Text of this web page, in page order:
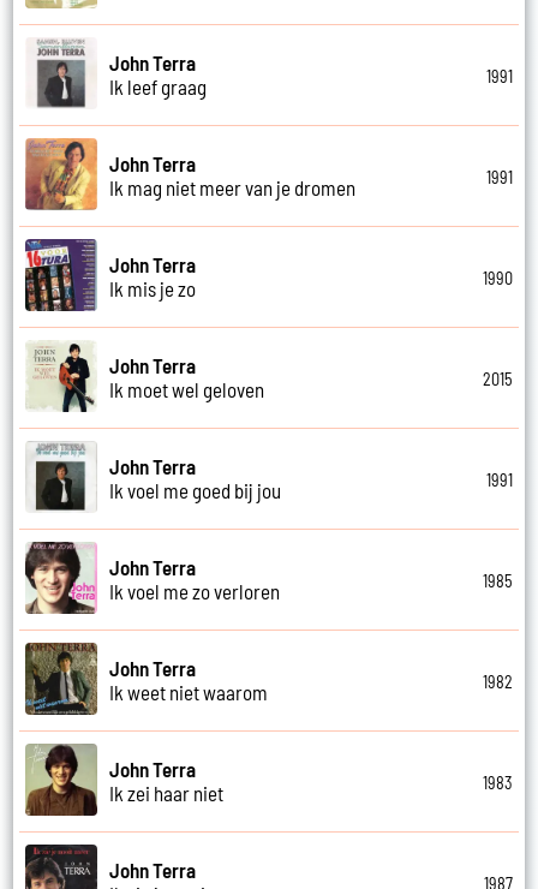
John Terra
Ik leef graag
1991
John Terra
Ik mag niet meer van je dromen
1991
John Terra
Ik mis je zo
1990
John Terra
Ik moet wel geloven
2015
John Terra
Ik voel me goed bij jou
1991
John Terra
Ik voel me zo verloren
1985
John Terra
Ik weet niet waarom
1982
John Terra
Ik zei haar niet
1983
John Terra
1987